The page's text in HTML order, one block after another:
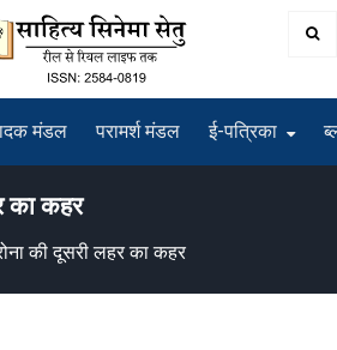
मंडल परामर्श मंडल ई-पत्रिका
का कहर
की दूसरी लहर का कहर